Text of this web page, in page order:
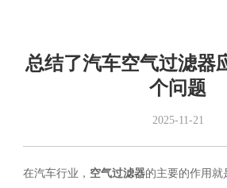
总结了汽车空气过滤器
个问题
2025-11-21
在汽车行业， 空气过滤器的主要的作用就